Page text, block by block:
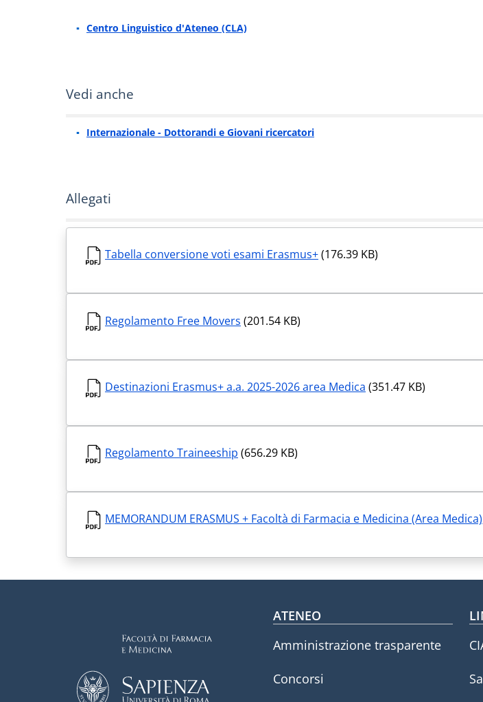
Centro Linguistico d'Ateneo (CLA)
Vedi anche
Internazionale - Dottorandi e Giovani ricercatori
Allegati
Tabella conversione voti esami Erasmus+(176.39 KB)
Regolamento Free Movers (201.54 KB)
Destinazioni Erasmus+ a.a. 2025-2026 area Medica (351.47 KB)
Regolamento Traineeship (656.29 KB)
MEMORANDUM ERASMUS + Facoltà di Farmacia e Medicina (Area Medica)
Footer menu
ATENEO
Amministrazione trasparente
Concorsi